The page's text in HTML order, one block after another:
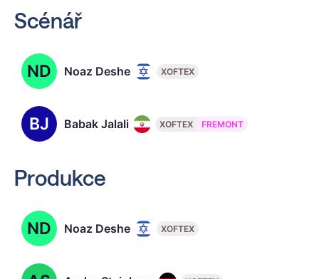
Scénář
ND Noaz Deshe XOFTEX
BJ Babak Jalali XOFTEX FREMONT
Produkce
ND Noaz Deshe XOFTEX